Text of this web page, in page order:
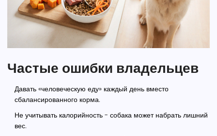
Частые ошибки владельцев
Давать «человеческую еду» каждый день вместо
сбалансированного корма.
Не учитывать калорийность - собака может набрать лишний
вес.